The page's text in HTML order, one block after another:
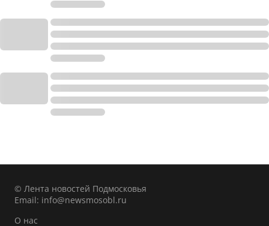
© Лента новостей Подмосковья
Email: info@newsmosobl.ru
О нас